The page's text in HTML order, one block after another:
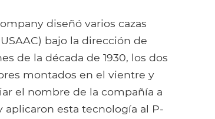
Pocketdiseñó varios cazas
bajo la dirección de
de la década de 1930, los dos
montados en el vientre y
el nombre de la compañía a
aplicaron esta tecnología al P-